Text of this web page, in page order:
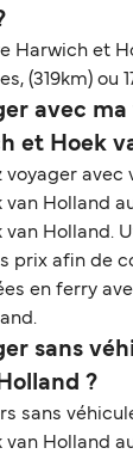
Harwich et
(319km) ou
avec
et Hoek
voyager
van Holland
van Holland.
prix afin de
en ferry
sans
?
sans
van Holland